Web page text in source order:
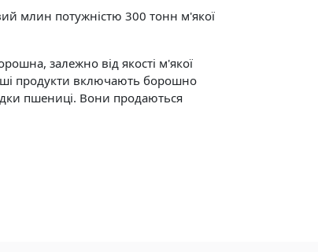
млин потужністю 300 тонн м'якої
залежно від якості м'якої
продукти включають борошно
пшениці. Вони продаються